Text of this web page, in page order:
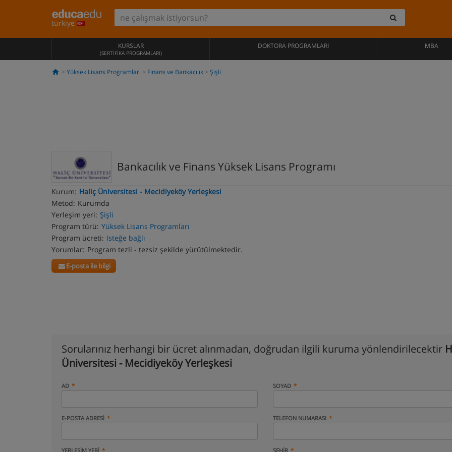
türkiye
KURSLAR
(SERTIFIKA PROGRAMLARI)
DOKTORA PROGRAMLARI MBA
Yüksek Lisans Programları Finans ve Bankacılık Şişli
Bankacılık ve Finans Yüksek Lisans Programı
Kurum: Haliç Üniversitesi - Mecidiyeköy Yerleşkesi
Metod: Kurumda
Yerleşim yeri: Şişli
Program türü: Yüksek Lisans Programları
Program ücreti: Isteğe bağlı
Yorumlar: Program tezli - tezsiz şekilde yürütülmektedir.
E-posta ile bilgi
Sorularınız herhangi bir ücret alınmadan, doğrudan ilgili kuruma yönlendirilecektir
Üniversitesi - Mecidiyeköy Yerleşkesi
AD SOYAD
E-POSTA ADRESI TELEFON NUMARASI
YERLEŞIM YERI ŞEHIR